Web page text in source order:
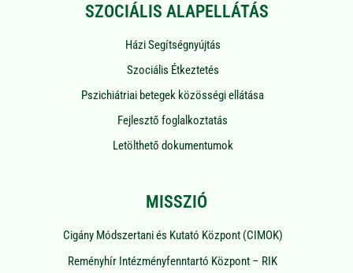
SZOCIÁLIS ALAPELLÁTÁS
Házi Segítségnyújtás
Szociális Étkeztetés
Pszichiátriai betegek közösségi ellátása
Fejlesztő foglalkoztatás
Letölthető dokumentumok
MISSZIÓ
Cigány Módszertani és Kutató Központ (CIMOK)
Reményhír Intézményfenntartó Központ – RIK